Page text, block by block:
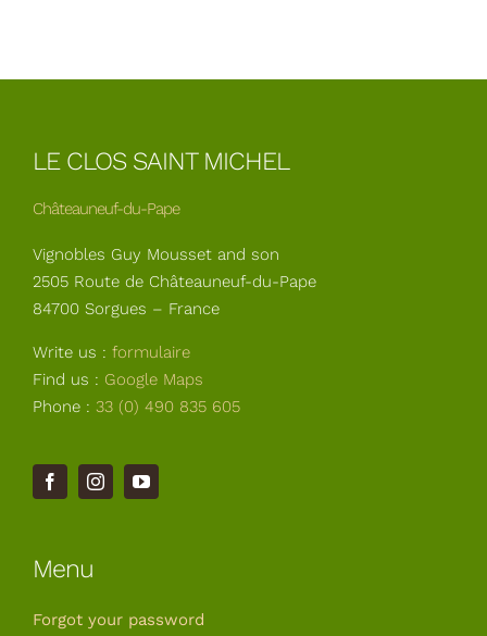
LE CLOS SAINT MICHEL
Châteauneuf-du-Pape
Vignobles Guy Mousset and son
2505 Route de Châteauneuf-du-Pape
84700 Sorgues – France
Write us : formulaire
Find us : Google Maps
Phone : 33 (0) 490 835 605
Menu
Forgot your password